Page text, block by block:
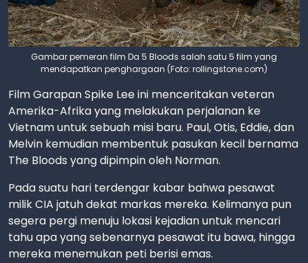
Gambar pemeran film Da 5 Bloods salah satu 5 film yang
mendapatkan penghargaan (Foto: rollingstone.com)
Film Garapan Spike Lee ini menceritakan veteran
Amerika-Afrika yang melakukan perjalanan ke
Vietnam untuk sebuah misi baru. Paul, Otis, Eddie, dan
Melvin kemudian membentuk pasukan kecil bernama
The Bloods yang dipimpin oleh Norman.
Pada suatu hari terdengar kabar bahwa pesawat
milik CIA jatuh dekat markas mereka. Kelimanya pun
segera pergi menuju lokasi kejadian untuk mencari
tahu apa yang sebenarnya pesawat itu bawa, hingga
mereka menemukan peti berisi emas.